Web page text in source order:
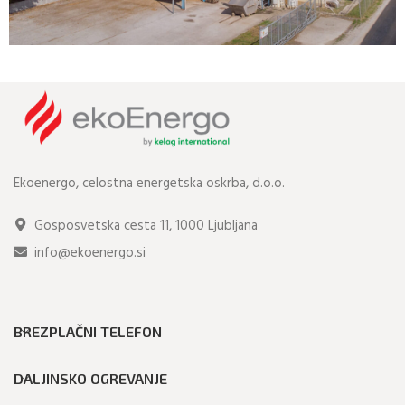
Naši sistemi
Preddvor
Ekoenergo, celostna energetska oskrba, d.o.o.
Gosposvetska cesta 11, 1000 Ljubljana
info@ekoenergo.si
BREZPLAČNI TELEFON
DALJINSKO OGREVANJE